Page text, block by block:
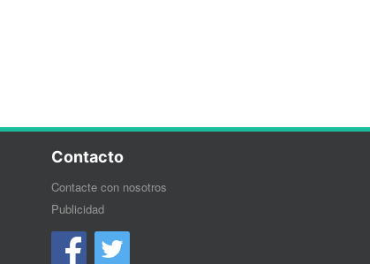
Contacto
Contacte con nosotros
Publicidad